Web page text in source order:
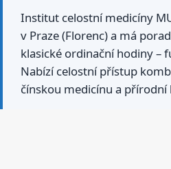
Institut celostní medicíny
v Praze (Florenc) a má
klasické ordinační hodiny –
Nabízí celostní přístup
čínskou medicínu a přírodní